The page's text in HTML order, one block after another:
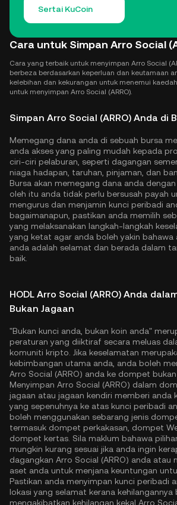
Sertai KuCoin
Cara untuk Simpan Arro Social
Cara yang terbaik untuk menyimpan Arro Social
berbeza berdasarkan keperluan dan keutamaan
kelebihan dan kekurangan untuk menemui
untuk menyimpan Arro Social (ARRO).
Simpan Arro Social (ARRO) Anda di
Memegang dana anda di sebuah bursa
anda akses yang paling mudah kepada
ciri-ciri pelaburan, seperti dagangan
niaga hadapan, taruhan, pinjaman, dan
Bursa akan memegang dana anda dengan
oleh itu anda tidak perlu bersusah payah
mengurus dan menjamin kunci peribadi
bagaimanapun, pastikan anda memilih
yang melaksanakan langkah-langkah
yang ketat agar anda boleh yakin bahawa
anda adalah selamat dan berada dalam
baik.
HODL Arro Social (ARRO) Anda
Bukan Jagaan
"Bukan kunci anda, bukan koin anda"
peraturan yang diiktiraf secara meluas
komuniti kripto. Jika keselamatan
kebimbangan utama anda, anda boleh
Arro Social (ARRO) anda ke dompet bukan
Menyimpan Arro Social (ARRO) dalam
jagaan atau jagaan kendiri memberi anda
yang sepenuhnya ke atas kunci peribadi
boleh menggunakan sebarang jenis
termasuk dompet perkakasan, dompet
dompet kertas. Sila maklum bahawa
mungkin kurang sesuai jika anda ingin
dagangkan Arro Social (ARRO) anda atau
aset anda untuk menjana keuntungan
Pastikan anda menyimpan kunci peribadi
lokasi yang selamat kerana kehilangannya
mengakibatkan kehilangan kekal Arro